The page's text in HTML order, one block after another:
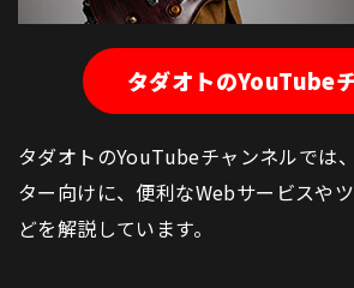
タダオトのYouTube
タダオトのYouTubeチャンネルでは
ター向けに、便利なWebサービスや
どを解説しています。